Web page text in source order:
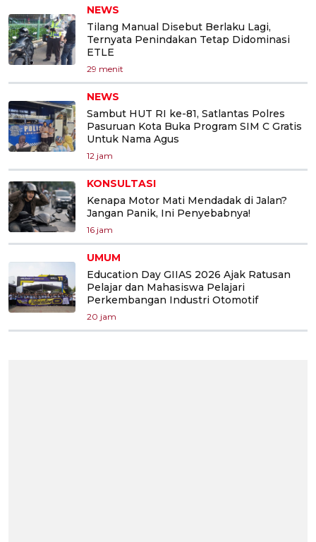
NEWS
Tilang Manual Disebut Berlaku Lagi,
Ternyata Penindakan Tetap Didominasi
ETLE
29 menit
NEWS
Sambut HUT RI ke-81, Satlantas Polres
Pasuruan Kota Buka Program SIM C Gratis
Untuk Nama Agus
12 jam
KONSULTASI
Kenapa Motor Mati Mendadak di Jalan?
Jangan Panik, Ini Penyebabnya!
16 jam
UMUM
Education Day GIIAS 2026 Ajak Ratusan
Pelajar dan Mahasiswa Pelajari
Perkembangan Industri Otomotif
20 jam